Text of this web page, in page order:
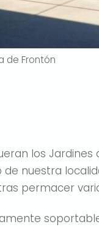
de Frontón
los
nuestra
permacer